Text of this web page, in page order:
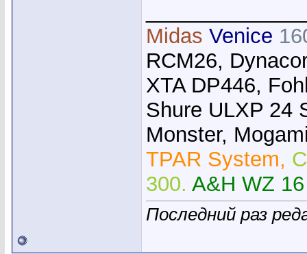
Midas Venice
RCM26,
XTA DP446,
Shure ULXP 24
Monster,
TPAR System,
300. A&H WZ
Последний раз